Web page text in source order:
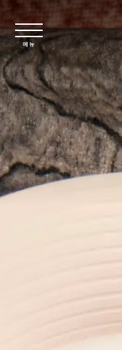
주요 콘텐츠로 건너뛰기
메뉴